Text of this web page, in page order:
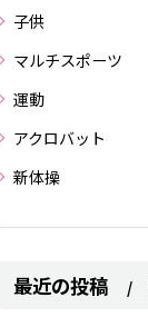
子供
マルチスポーツ
運動
アクロバット
新体操
最近の投稿